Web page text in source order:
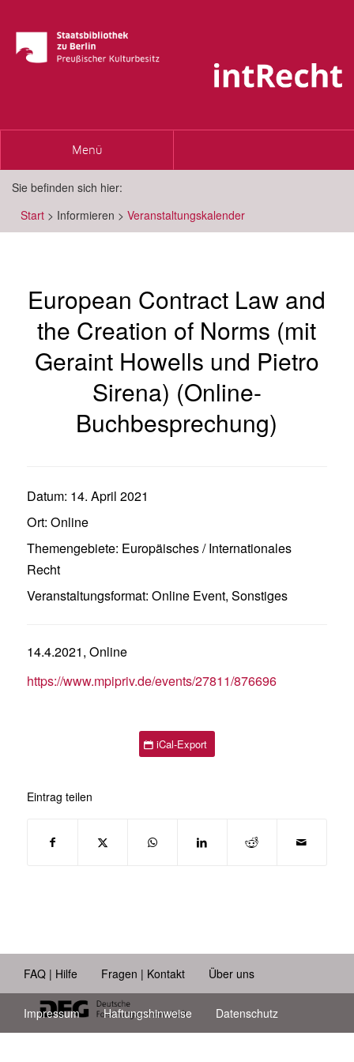
Toggle
Menü
Sie befinden sich hier:
Start > Informieren > Veranstaltungskalender
European Contract Law and
the Creation of Norms (mit
Geraint Howells und Pietro
Sirena) (Online-
Buchbesprechung)
Datum: 14. April 2021
Ort: Online
Themengebiete: Europäisches / Internationales
Recht
Veranstaltungsformat: Online Event, Sonstiges
14.4.2021, Online
https://www.mpipriv.de/events/27811/876696
iCal-Export
Eintrag teilen
FAQ | Hilfe Fragen | Kontakt Über uns
Impressum Haftungshinweise Datenschutz